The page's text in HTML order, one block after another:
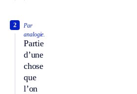
Par
analogie.
Partie
d’une
chose
que
l’on
2